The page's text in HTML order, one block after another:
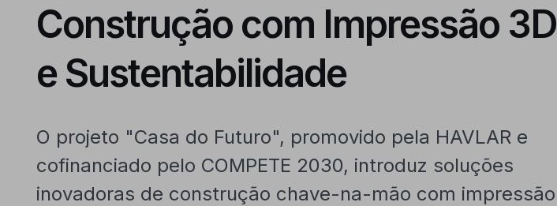
Construção com Impressão 3D
e Sustentabilidade
O projeto "Casa do Futuro", promovido pela HAVLAR e
cofinanciado pelo COMPETE 2030, introduz soluções
inovadoras de construção chave-na-mão com impressão